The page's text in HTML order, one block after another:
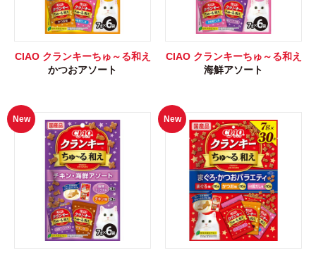
CIAO クランキーちゅ～る和え
かつおアソート
CIAO クランキーちゅ～る和え
海鮮アソート
New New